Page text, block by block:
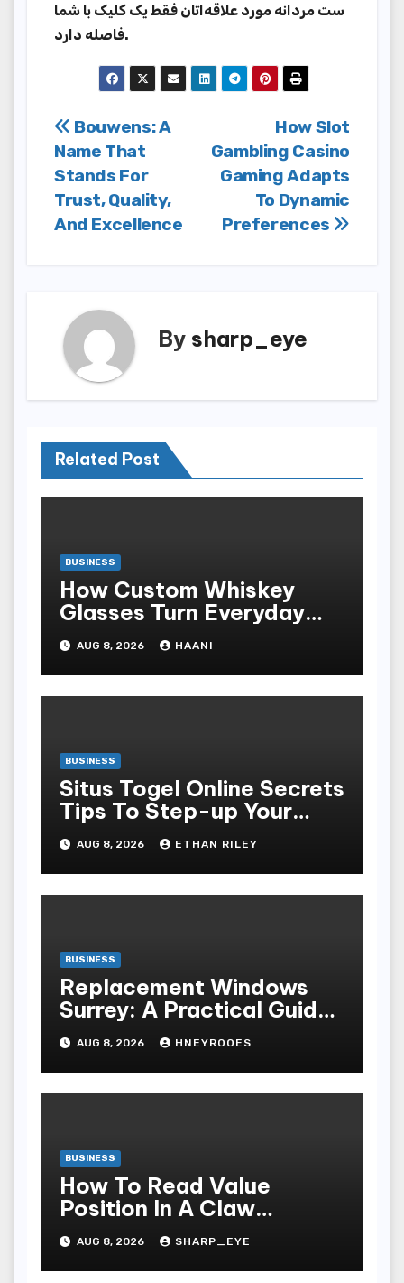
ست مردانه مورد علاقه‌اتان فقط یک کلیک با شما
فاصله دارد.
Post
navigation
How Slot
Gambling Casino
Gaming Adapts
To Dynamic
Preferences
Bouwens: A
Name That
Stands For
Trust, Quality,
And Excellence
By sharp_eye
Related Post
BUSINESS
How Custom Whiskey
Glasses Turn Everyday
Moments Into Something
Special
AUG 8, 2026 HAANI
BUSINESS
Situs Togel Online Secrets
Tips To Step-up Your
Odds Instantly
AUG 8, 2026 ETHAN RILEY
BUSINESS
Replacement Windows
Surrey: A Practical Guide
to Choosing Better Home
Windows
AUG 8, 2026 HNEYROOES
BUSINESS
How To Read Value
Position In A Claw
Machine
AUG 8, 2026 SHARP_EYE